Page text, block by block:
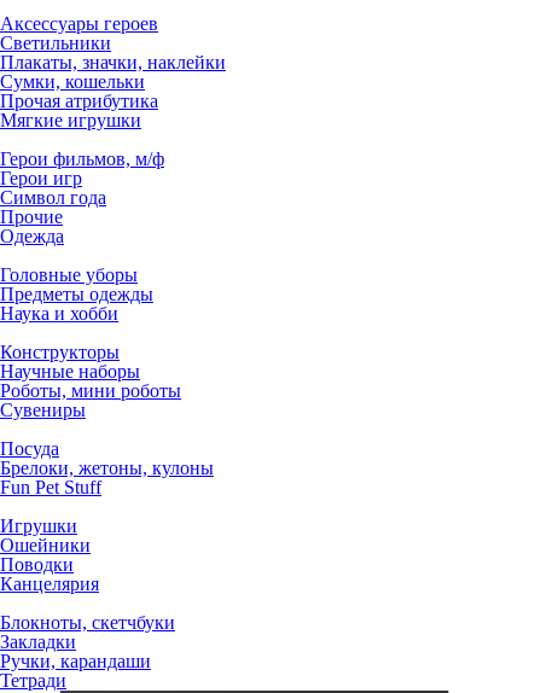
Аксессуары героев
Светильники
Плакаты, значки, наклейки
Сумки, кошельки
Прочая атрибутика
Мягкие игрушки
Герои фильмов, м/ф
Герои игр
Символ года
Прочие
Одежда
Головные уборы
Предметы одежды
Наука и хобби
Конструкторы
Научные наборы
Роботы, мини роботы
Сувениры
Посуда
Брелоки, жетоны, кулоны
Fun Pet Stuff
Игрушки
Ошейники
Поводки
Канцелярия
Блокноты, скетчбуки
Закладки
Ручки, карандаши
Тетради